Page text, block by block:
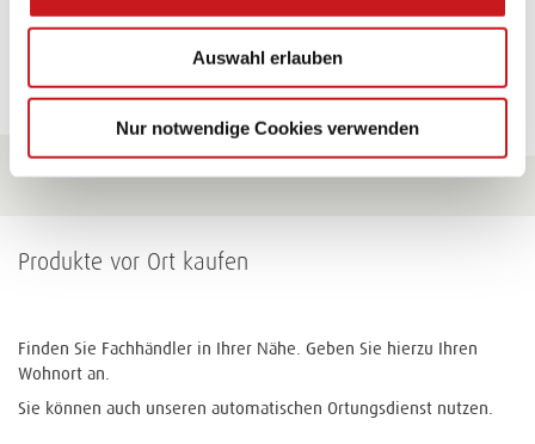
Auswahl erlauben
Nur notwendige Cookies verwenden
Zu allen Tipps
Produkte vor Ort kaufen
Finden Sie Fachhändler in Ihrer Nähe. Geben Sie hierzu Ihren
Wohnort an.
Sie können auch unseren automatischen Ortungsdienst nutzen.